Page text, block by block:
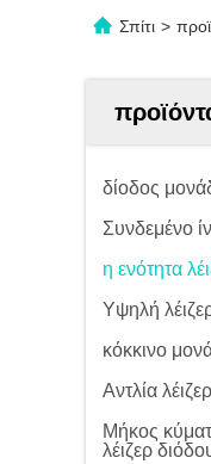
Σπίτι >
δίοδος
Συνδεμένο
η ενότητα
Υψηλή
κόκκινο
Αντλία
Μήκος
λέιζερ